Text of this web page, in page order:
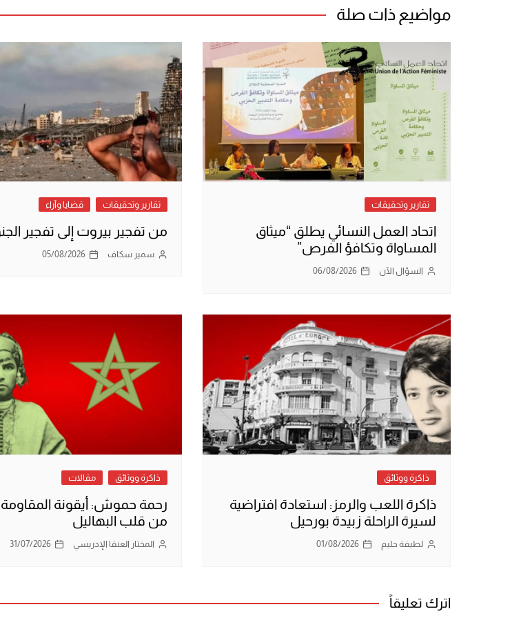
مواضيع ذات صلة
تقارير وتحقيقات
اتحاد العمل النسائي يطلق “ميثاق
المساواة وتكافؤ الفرص”
السؤال الآن 06/08/2026
تقارير وتحقيقات قضايا وآراء
من تفجير بيروت إلى تفجير
سمير سكاف 05/08/2026
ذاكرة ووثائق
ذاكرة اللعب والرمز: استعادة افتراضية
لسيرة الراحلة زبيدة بورحيل
لطيفة حليم 01/08/2026
ذاكرة ووثائق مقالات
رحمة حموش: أيقونة المقاومة
من قلب البهاليل
المختار العنقا الإدريسي 31/07/2026
اترك تعليقاً